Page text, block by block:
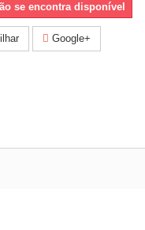
se encontra disponível
Google+